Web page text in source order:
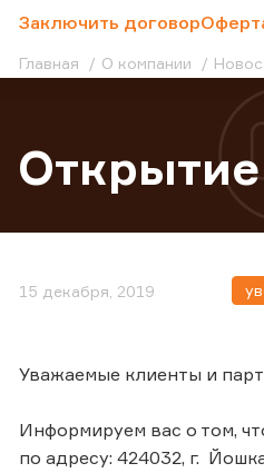
Заключить договор
Главная О компании
15 декабря, 2019
Уважаемые клиенты и
Информируем вас о том,
по адресу: 424032, г.